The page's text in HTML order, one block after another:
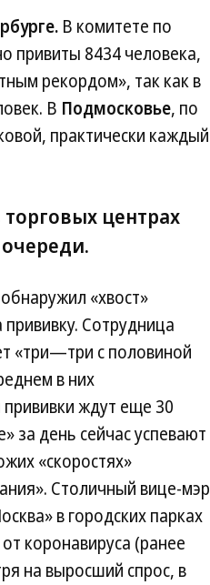
В комитете по
привиты 8434 человека,
рекордом», так как в
В Подмосковье, по
практически каждый
центрах
«хвост»
Сотрудница
«три—три с половиной
в них
ждут еще 30
за день сейчас успевают
«скоростях»
Столичный вице-мэр
в городских парках
коронавируса (ранее
на выросший спрос, в